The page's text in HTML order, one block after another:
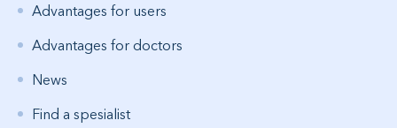
Advantages for users
Advantages for doctors
News
Find a spesialist